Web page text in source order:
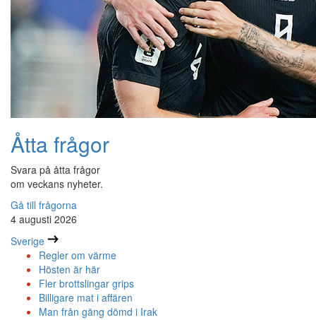
Åtta frågor
Svara på åtta frågor
om veckans nyheter.
Gå till frågorna
4 augusti 2026
Sverige
Regler om värme
Hösten är här
Fler brottslingar grips
Billigare mat i affären
Man från gäng dömd i Irak